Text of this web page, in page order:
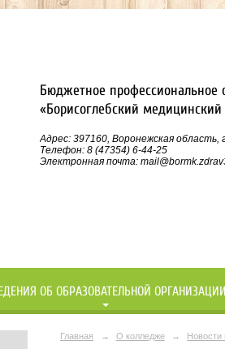
Бюджетное профессиональное
«Борисоглебский
Адрес: 397160, Воронежская область,
Телефон: 8 (47354) 6-44-25
Электронная почта:
ОБ ОБРАЗОВАТЕЛЬНОЙ ОРГАНИЗАЦИИ
Главная → О колледже → Новости